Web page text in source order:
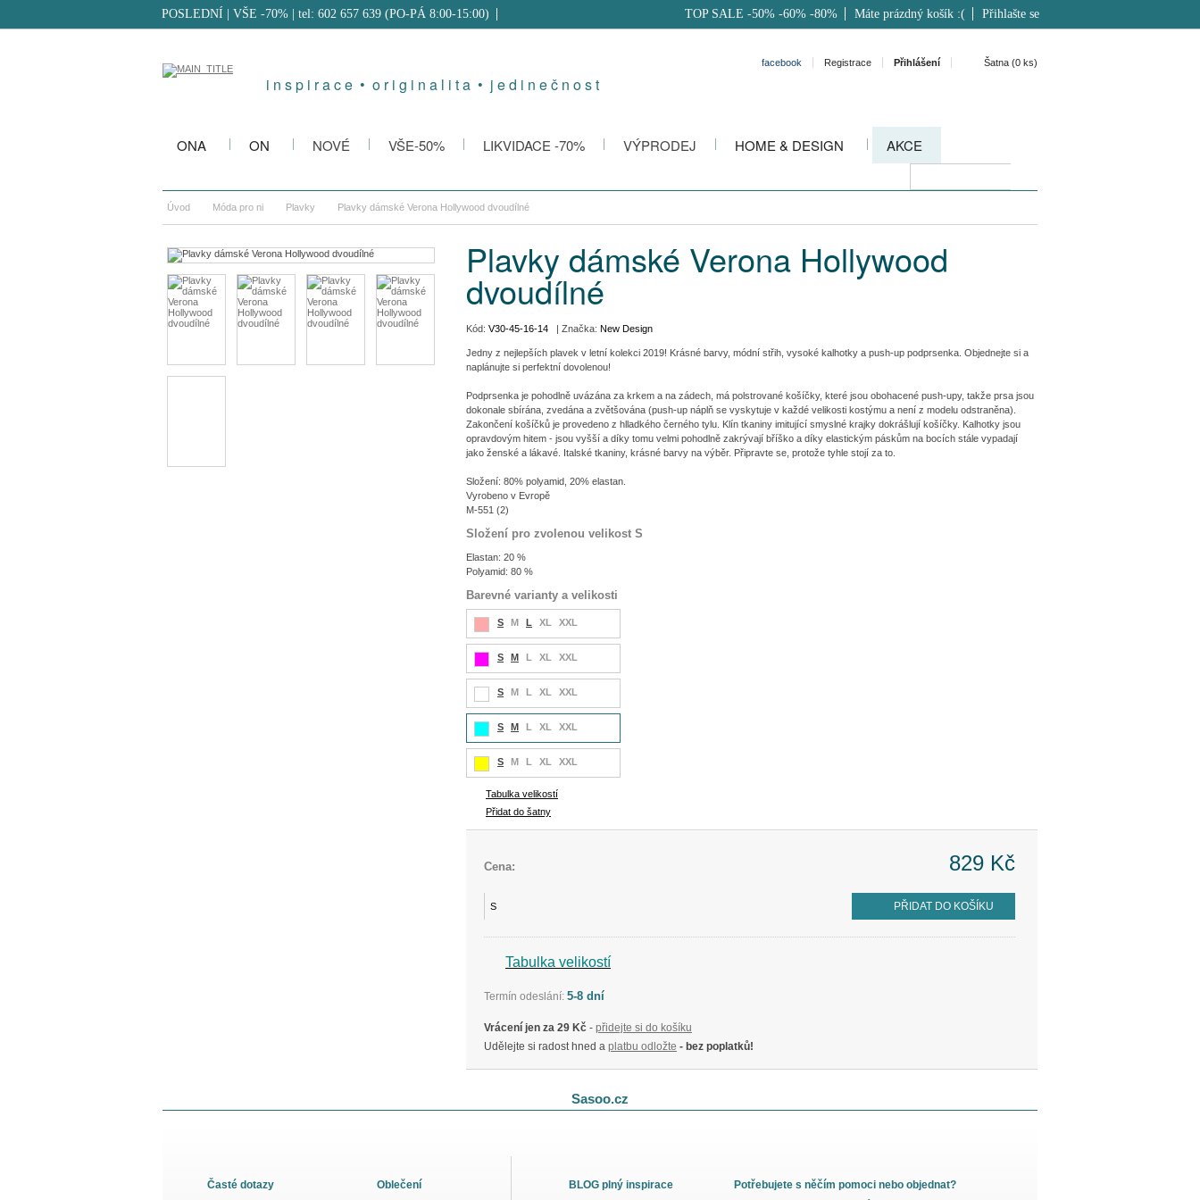
i n s p i r a c e • o r i g i n a l i t a • j e d i n e č n o s t
POSLEDNÍ | VŠE -70%| tel: 602 657 639 (PO-PÁ 8:00-15:00) TOP SALE -50% -60% -80% Máte prázdný košík :( Přihlašte se
facebook Registrace Přihlášení Šatna (0 ks)
ONA ON NOVÉ VŠE-50% LIKVIDACE -70% VÝPRODEJ HOME & DESIGN AKCE
Úvod Móda pro ni Plavky Plavky dámské Verona Hollywood dvoudílné
Plavky dámské Verona Hollywood
dvoudílné
Kód: V30-45-16-14 | Značka: New Design
Jedny z nejlepších plavek v letní kolekci 2019! Krásné barvy, módní střih, vysoké kalhotky a push-up podprsenka. Objednejte si a
naplánujte si perfektní dovolenou!
Podprsenka je pohodlně uvázána za krkem a na zádech, má polstrované košíčky, které jsou obohacené push-upy, takže prsa jsou
dokonale sbírána, zvedána a zvětšována (push-up náplň se vyskytuje v každé velikosti kostýmu a není z modelu odstraněna).
Zakončení košíčků je provedeno z hlladkého černého tylu. Klín tkaniny imitující smyslné krajky dokrášlují košíčky. Kalhotky jsou
opravdovým hitem - jsou vyšší a díky tomu velmi pohodlně zakrývají bříško a díky elastickým páskům na bocích stále vypadají
jako ženské a lákavé. Italské tkaniny, krásné barvy na výběr. Připravte se, protože tyhle stojí za to.
Složení: 80% polyamid, 20% elastan.
Vyrobeno v Evropě
M-551 (2)
Složení pro zvolenou velikost S
Elastan: 20 %
Polyamid: 80 %
Barevné varianty a velikosti
S M L XL XXL
S M L XL XXL
S M L XL XXL
S M L XL XXL
S M L XL XXL
Tabulka velikostí
Přidat do šatny
Cena: 829 Kč
S PŘIDAT DO KOŠÍKU
Tabulka velikostí
Termín odeslání: 5-8 dní
Vrácení jen za 29 Kč - přidejte si do košíku
Udělejte si radost hned a platbu odložte - bez poplatků!
Sasoo.cz
Časté dotazy Oblečení BLOG plný inspirace Potřebujete s něčím pomoci nebo objednat?